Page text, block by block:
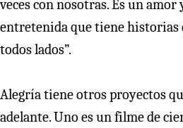
veces con nosotras. Es un
entretenida que tiene historias
todos lados”.
Alegría tiene otros proyectos
adelante. Uno es un filme de